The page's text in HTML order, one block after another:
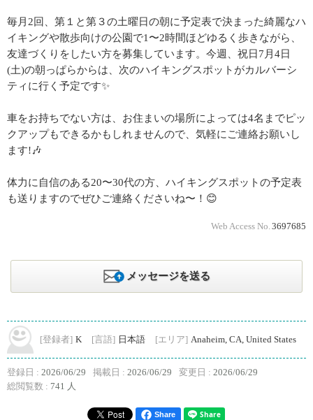
毎月2回、第１と第３の土曜日の朝に予定表で決まった綺麗なハ
イキングや散歩向けの公園で1〜2時間ほどゆるく歩きながら、
友達づくりをしたい方を募集しています。今週、祝日7月4日
(土)の朝っぱらからは、次のハイキングスポットがカルバーシ
ティに行く予定です✨
車をお持ちでない方は、お住まいの場所によっては4名までピッ
クアップもできるかもしれませんので、気軽にご連絡お願いし
ます!🎶
体力に自信のある20〜30代の方、ハイキングスポットの予定表
も送りますのでぜひご連絡くださいね〜！😊
Web Access No. 3697685
メッセージを送る
[登録者] K [言語] 日本語 [エリア] Anaheim, CA, United States
登録日 : 2026/06/29 掲載日 : 2026/06/29 変更日 : 2026/06/29
総閲覧数 : 741 人
Share